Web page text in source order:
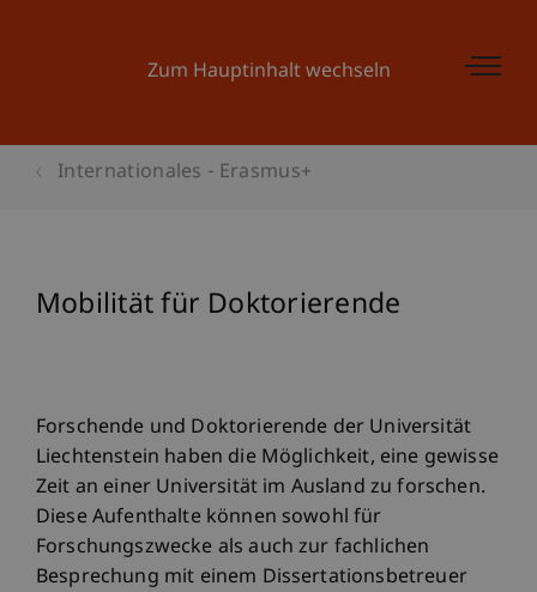
Zum Hauptinhalt wechseln
Internationales - Erasmus+
Mobilität für Doktorierende
Forschende und Doktorierende der Universität
Liechtenstein haben die Möglichkeit, eine gewisse
Zeit an einer Universität im Ausland zu forschen.
Diese Aufenthalte können sowohl für
Forschungszwecke als auch zur fachlichen
Besprechung mit einem Dissertationsbetreuer